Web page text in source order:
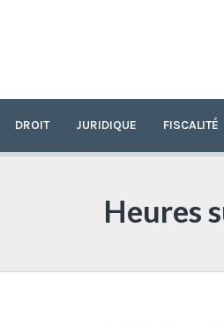
DROIT JURIDIQUE FISCALITÉ
Heures